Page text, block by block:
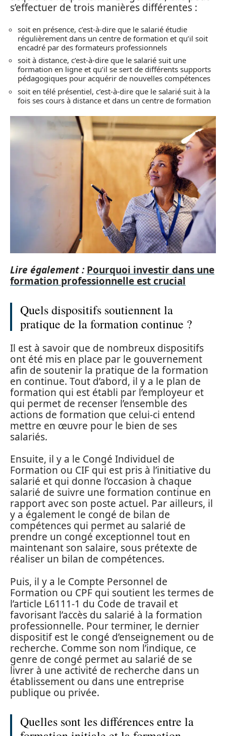
s’effectuer de trois manières différentes :
soit en présence, c’est-à-dire que le salarié étudie
régulièrement dans un centre de formation et qu’il soit
encadré par des formateurs professionnels
soit à distance, c’est-à-dire que le salarié suit une
formation en ligne et qu’il se sert de différents supports
pédagogiques pour acquérir de nouvelles compétences
soit en télé présentiel, c’est-à-dire que le salarié suit à la
fois ses cours à distance et dans un centre de formation
Lire également : Pourquoi investir dans une
formation professionnelle est crucial
Quels dispositifs soutiennent la
pratique de la formation continue ?
Il est à savoir que de nombreux dispositifs
ont été mis en place par le gouvernement
afin de soutenir la pratique de la formation
en continue. Tout d’abord, il y a le plan de
formation qui est établi par l’employeur et
qui permet de recenser l’ensemble des
actions de formation que celui-ci entend
mettre en œuvre pour le bien de ses
salariés.
Ensuite, il y a le Congé Individuel de
Formation ou CIF qui est pris à l’initiative du
salarié et qui donne l’occasion à chaque
salarié de suivre une formation continue en
rapport avec son poste actuel. Par ailleurs, il
y a également le congé de bilan de
compétences qui permet au salarié de
prendre un congé exceptionnel tout en
maintenant son salaire, sous prétexte de
réaliser un bilan de compétences.
Puis, il y a le Compte Personnel de
Formation ou CPF qui soutient les termes de
l’article L6111-1 du Code de travail et
favorisant l’accès du salarié à la formation
professionnelle. Pour terminer, le dernier
dispositif est le congé d’enseignement ou de
recherche. Comme son nom l’indique, ce
genre de congé permet au salarié de se
livrer à une activité de recherche dans un
établissement ou dans une entreprise
publique ou privée.
Quelles sont les différences entre la